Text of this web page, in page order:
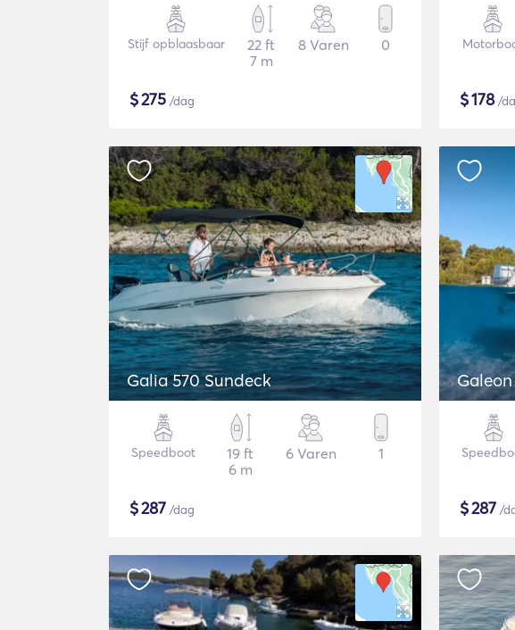
Stijf opblaasbaar
22 ft
7 m
8 Varen 0
$275 /dag $178/
Galia 570 Sundeck
Speedboot
19 ft
6 m
6 Varen 1
$287 /dag $287 /